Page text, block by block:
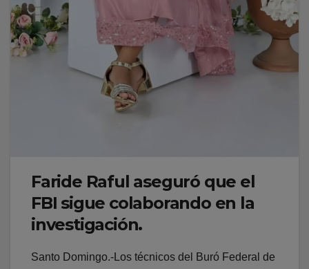
Faride Raful aseguró que el
FBI sigue colaborando en la
investigación.
Santo Domingo.-Los técnicos del Buró Federal de